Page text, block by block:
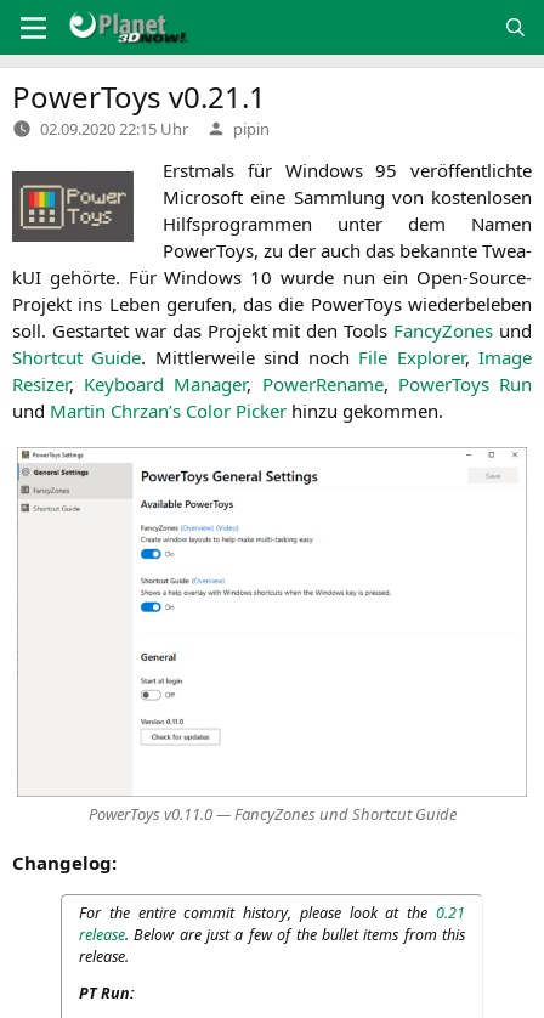
Inhalt
springen
PowerToys v0.21.1
02.09.2020 22:15 Uhr Verfasst
von
pipin
Erst­mals für Win­dows 95 ver­öf­fent­lich­te
Micro­soft eine Samm­lung von kos­ten­lo­sen
Hilfs­pro­gram­men unter dem Namen
PowerT­oys, zu der auch das bekann­te Twea­
kUI gehör­te. Für Win­dows 10 wur­de nun ein Open-Source-
Pro­jekt ins Leben geru­fen, das die PowerT­oys wie­der­be­le­ben
soll. Gestar­tet war das Pro­jekt mit den Tools Fan­cy­Zo­nes und
Short­cut Gui­de. Mitt­ler­wei­le sind noch File Explo­rer,Image
Resi­zer, Key­board Mana­ger, Power­Re­name, PowerT­oys Run
und Mar­tin Chrzan’s Color Picker hin­zu gekommen.
PowerT­oys v0.11.0 — Fan­cy­Zo­nes und Short­cut Guide
Chan­ge­log:
For the enti­re com­mit histo­ry, plea­se look at the 0.21
release. Below are just a few of the bul­let items from this
release.
PTRun: